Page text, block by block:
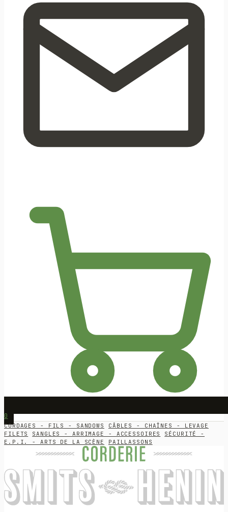
0
CORDAGES - FILS - SANDOWS
CÂBLES - CHAÎNES - LEVAGE
FILETS
SANGLES - ARRIMAGE - ACCESSOIRES
SÉCURITÉ -
E.P.I. - ARTS DE LA SCÈNE
PAILLASSONS